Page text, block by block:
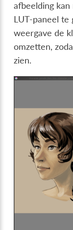
afbeelding
LUT-paneel te
weergave de
omzetten,
zien.